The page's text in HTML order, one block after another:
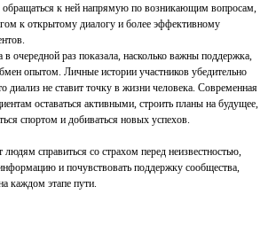
обращаться к ней напрямую по возникающим вопросам,
к открытому диалогу и более эффективному
очередной раз показала, насколько важны поддержка,
опытом. Личные истории участников убедительно
диализ не ставит точку в жизни человека. Современная
оставаться активными, строить планы на будущее,
спортом и добиваться новых успехов.
справиться со страхом перед неизвестностью,
и почувствовать поддержку сообщества,
каждом этапе пути.